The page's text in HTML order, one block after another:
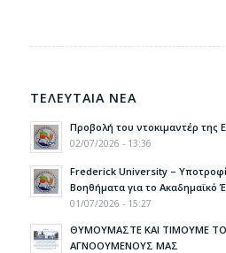
ΤΕΛΕΥΤΑΙΑ ΝΕΑ
Προβολή του ντοκιμαντέρ της
02/07/2026 - 13:36
Frederick University –
Βοηθήματα για το Ακαδημαϊκό
01/07/2026 - 15:27
ΘΥΜΟΥΜΑΣΤΕ ΚΑΙ ΤΙΜΟΥΜΕ
ΑΓΝΟΟΥΜΕΝΟΥΣ ΜΑΣ